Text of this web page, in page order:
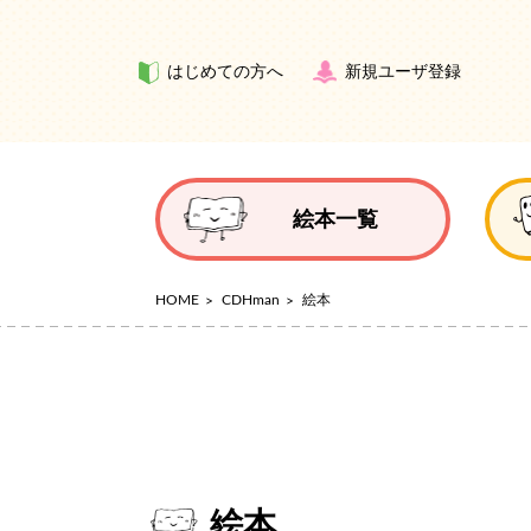
はじめての方へ 新規ユーザ登録
絵本一覧
HOME CDHman 絵本